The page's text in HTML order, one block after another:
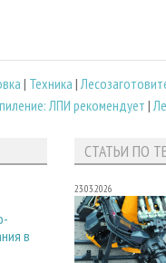
| Техника |
ЛПИ рекомендует |
в
СТАТЬИ ПО
23.03.2026